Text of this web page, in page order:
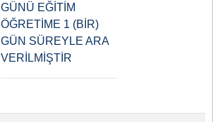
GÜNÜ EĞİTİM
ÖĞRETİME 1 (BİR)
GÜN SÜREYLE ARA
VERİLMİŞTİR